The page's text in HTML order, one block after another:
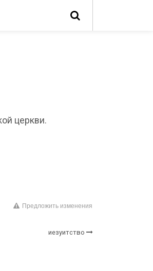
церкви.
Предложить изменения
иезуитство